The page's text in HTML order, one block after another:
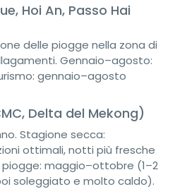
Hoi An, Passo Hai
delle piogge nella zona di
Gennaio–agosto:
gennaio–agosto
Delta del Mekong)
Stagione secca:
ottimali, notti più fresche
piogge: maggio–ottobre (1–2
soleggiato e molto caldo).